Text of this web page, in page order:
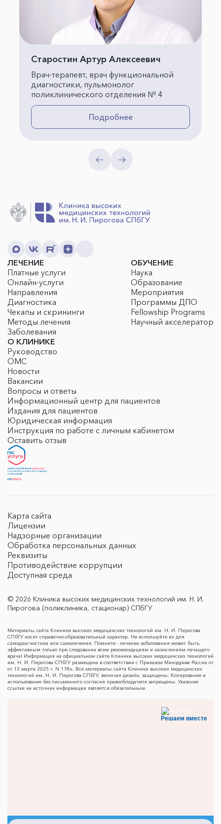
Старостин Артур Алексеевич
Врач-терапевт, врач функциональной
диагностики, пульмонолог
поликлинического отделения № 4
Подробнее
ЛЕЧЕНИЕ
Платные услуги
Онлайн-услуги
Направления
Диагностика
Чекапы и скрининги
Методы лечения
Заболевания
ОБУЧЕНИЕ
Наука
Образование
Мероприятия
Программы ДПО
Fellowship Programs
Научный акселератор
О КЛИНИКЕ
Руководство
ОМС
Новости
Вакансии
Вопросы и ответы
Информационный центр для пациентов
Издания для пациентов
Юридическая информация
Инструкция по работе с личным кабинетом
Оставить отзыв
Карта сайта
Лицензии
Надзорные организации
Обработка персональных данных
Реквизиты
Противодействие коррупции
Доступная среда
© 2026 Клиника высоких медицинских технологий им. Н. И.
Пирогова (поликлиника, стационар) СПбГУ
Материалы сайта Клиники высоких медицинских технологий им. Н. И. Пирогова
СПбГУ носят справочно-образовательный характер. Не используйте их для
самодиагностики или самолечения. Помните - лечение заболевания может быть
эффективным только при следовании всем рекомендациям и назначениям лечащего
врача! Информация на официальном сайте Клиники высоких медицинских технологий
им. Н. И. Пирогова СПбГУ размещена в соответствии с Приказом Минздрава России от
от 13 марта 2025 г. N 118н. Все материалы сайта Клиники высоких медицинских
технологий им. Н. И. Пирогова СПбГУ, включая дизайн, защищены. Копирование и
использование без письменного согласия правообладателя запрещены. Указание
ссылки на источник информации является обязательным.
Решаем вместе